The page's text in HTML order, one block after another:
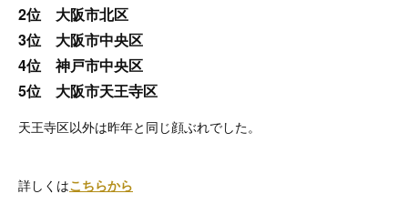
2位 大阪市北区
3位 大阪市中央区
4位 神戸市中央区
5位 大阪市天王寺区
天王寺区以外は昨年と同じ顔ぶれでした。
詳しくはこちらから